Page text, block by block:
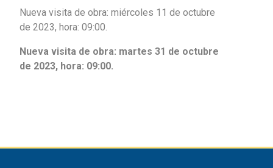
Nueva visita de obra: miércoles 11 de octubre
de 2023, hora: 09:00.
Nueva visita de obra: martes 31 de octubre
de 2023, hora: 09:00.